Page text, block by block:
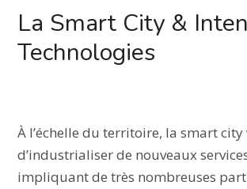
La Smart City &
Technologies
À l’échelle du territoire, la smart
d’industrialiser de nouveaux
impliquant de très nombreuses